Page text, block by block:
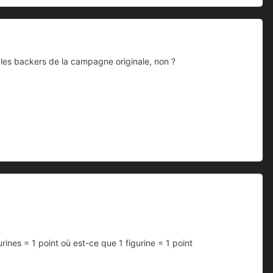
backers de la campagne originale, non ?
= 1 point où est-ce que 1 figurine = 1 point